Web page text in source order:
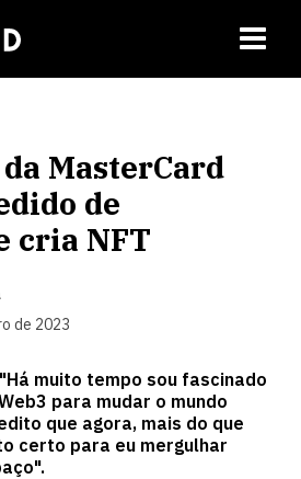
MasterCard
de
cria NFT
de 2023
muito tempo sou fascinado
para mudar o mundo
que agora, mais do que
certo para eu mergulhar